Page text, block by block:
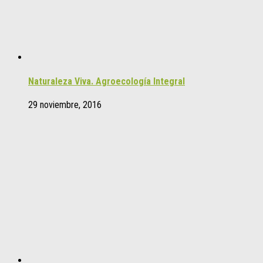
Naturaleza Viva. Agroecología Integral
29 noviembre, 2016